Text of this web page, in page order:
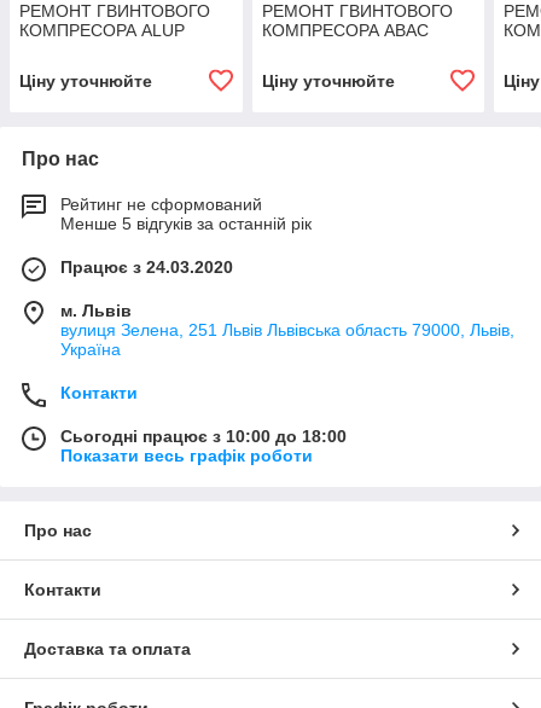
РЕМОНТ ГВИНТОВОГО
КОМПРЕСОРА ALUP
Ціну уточнюйте
РЕМОНТ ГВИНТОВОГО
КОМПРЕСОРА ABAC
Ціну уточнюйте
Про нас
Рейтинг не сформований
Менше 5 відгуків за останній рік
Працює з 24.03.2020
м. Львів
вулиця Зелена, 251 Львів Львівська область 79000, Львів,
Україна
Контакти
Сьогодні працює з 10:00 до 18:00
Показати весь графік роботи
Про нас
Контакти
Доставка та оплата